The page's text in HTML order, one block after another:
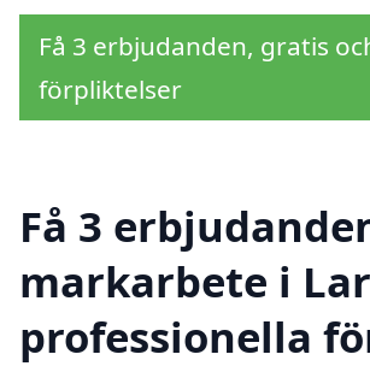
Få 3 erbjudanden, gratis
förpliktelser
Få 3
markarbete i
professionella